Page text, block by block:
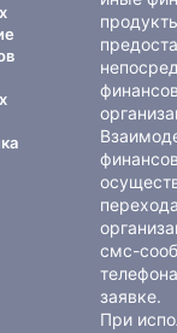
смс-
заявке.
При